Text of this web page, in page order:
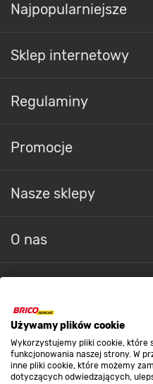
Używamy plików cookie
Wykorzystujemy pliki cookie, które
funkcjonowania naszej strony. W
inne pliki cookie, które możemy
dotyczących odwiedzających,
Najpopularniejsze
Sklep internetowy
Regulaminy
Promocje
Nasze sklepy
O nas
Strefa biznesu